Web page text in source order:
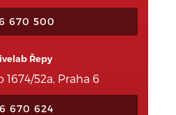
670 500
Řepy
1674/52a, Praha 6
670 624